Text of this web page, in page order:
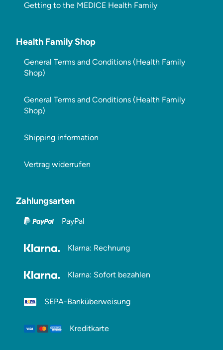
Getting to the MEDICE Health Family
Health Family Shop
General Terms and Conditions (Health Family
Shop)
General Terms and Conditions (Health Family
Shop)
Shipping information
Vertrag widerrufen
Zahlungsarten
PayPal
Klarna: Rechnung
Klarna: Sofort bezahlen
SEPA-Banküberweisung
Kreditkarte